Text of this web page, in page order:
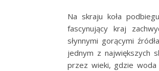
Na skraju koła
fascynujący kraj
słynnymi gorącymi
jednym z największych
przez wieki, gdzie woda